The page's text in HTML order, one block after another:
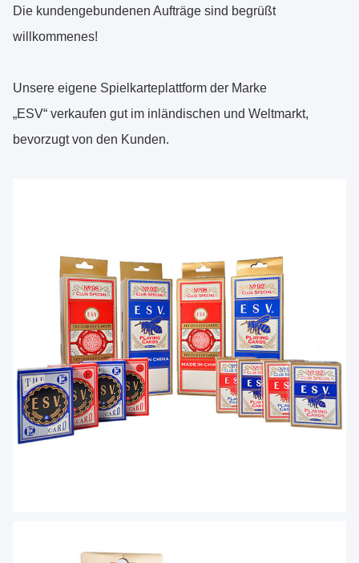
Die kundengebundenen Aufträge sind begrüßt
willkommenes!
Unsere eigene Spielkarteplattform der Marke
„ESV“ verkaufen gut im inländischen und Weltmarkt,
bevorzugt von den Kunden.